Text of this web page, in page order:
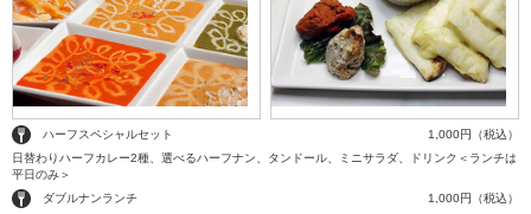
ハーフスペシャルセット
1,000円（税込）
日替わりハーフカレー2種、選べるハーフナン、タンドール、ミニサラダ、ドリンク＜ランチは
平日のみ＞
ダブルナンランチ
1,000円（税込）